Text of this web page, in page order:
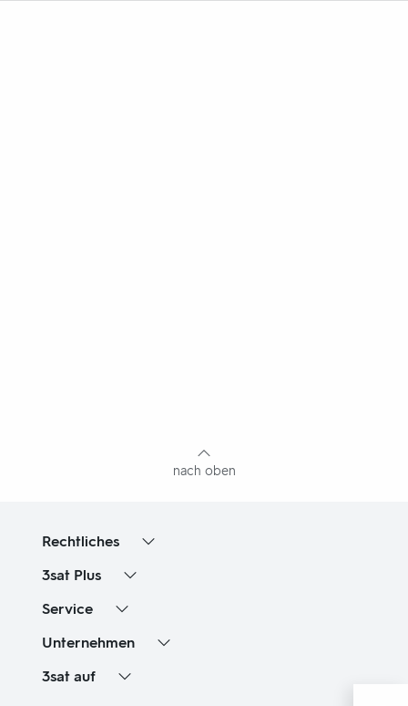
nach oben
Rechtliches
3sat Plus
Service
Unternehmen
3sat auf